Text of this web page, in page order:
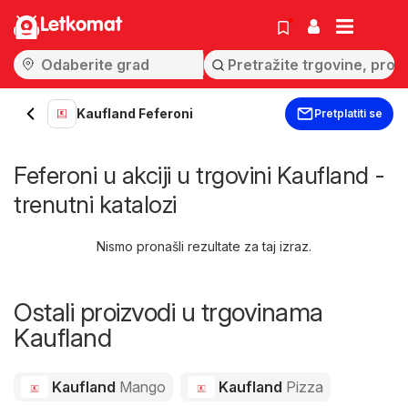
Letkomat
Kaufland Feferoni Pretplatiti se
Feferoni u akciji u trgovini Kaufland -
trenutni katalozi
Nismo pronašli rezultate za taj izraz.
Ostali proizvodi u trgovinama
Kaufland
Kaufland Mango Kaufland Pizza